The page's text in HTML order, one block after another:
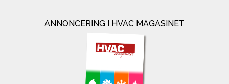
ANNONCERING I HVAC MAGASINET